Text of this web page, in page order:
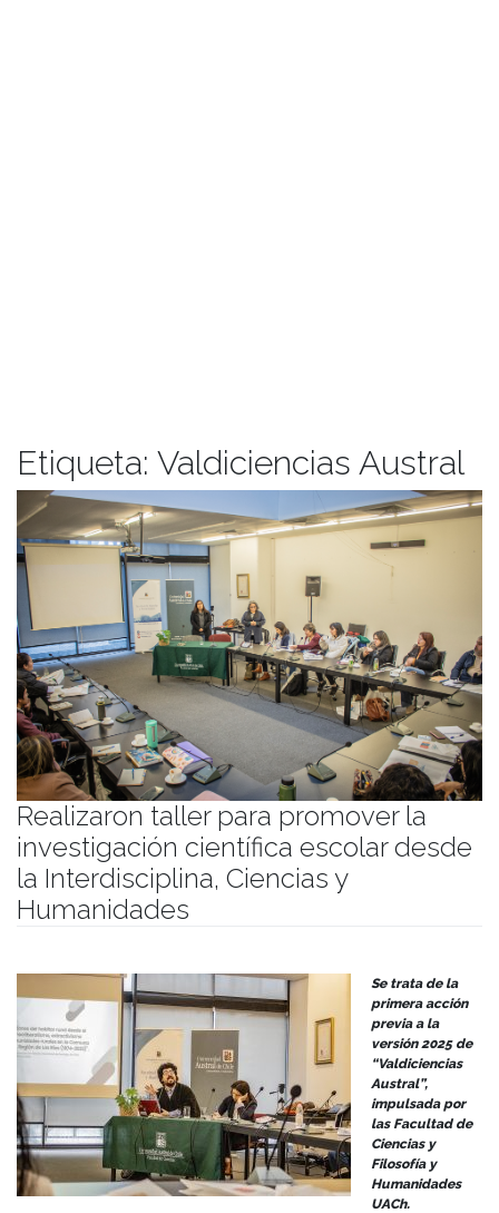
Etiqueta: Valdiciencias Austral
Realizaron taller para promover la
investigación científica escolar desde
la Interdisciplina, Ciencias y
Humanidades
Se trata de la
primera acción
previa a la
versión 2025 de
“Valdiciencias
Austral”,
impulsada por
las Facultad de
Ciencias y
Filosofía y
Humanidades
UACh.